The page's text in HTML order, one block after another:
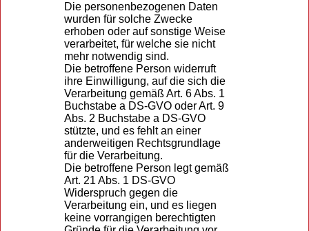
Die personenbezogenen Daten
wurden für solche Zwecke
erhoben oder auf sonstige Weise
verarbeitet, für welche sie nicht
mehr notwendig sind.
Die betroffene Person widerruft
ihre Einwilligung, auf die sich die
Verarbeitung gemäß Art. 6 Abs. 1
Buchstabe a DS-GVO oder Art. 9
Abs. 2 Buchstabe a DS-GVO
stützte, und es fehlt an einer
anderweitigen Rechtsgrundlage
für die Verarbeitung.
Die betroffene Person legt gemäß
Art. 21 Abs. 1 DS-GVO
Widerspruch gegen die
Verarbeitung ein, und es liegen
keine vorrangigen berechtigten